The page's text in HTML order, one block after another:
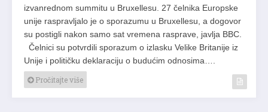
izvanrednom summitu u Bruxellesu. 27 čelnika Europske
unije raspravljalo je o sporazumu u Bruxellesu, a dogovor
su postigli nakon samo sat vremena rasprave, javlja BBC.
Čelnici su potvrdili sporazum o izlasku Velike Britanije iz
Unije i političku deklaraciju o budućim odnosima….
Pročitajte više